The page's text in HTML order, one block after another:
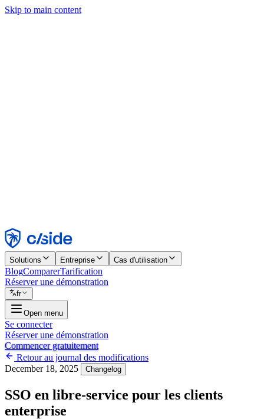
Skip to main content
Rejeter
Solutions Entreprise Cas d'utilisation
BlogComparerTarification
Réserver une démonstration
fr
Open menu
Se connecter
Réserver une démonstration
Commencer gratuitement
Retour au journal des modifications
December 18, 2025
Changelog
SSO en libre-service pour les clients
enterprise